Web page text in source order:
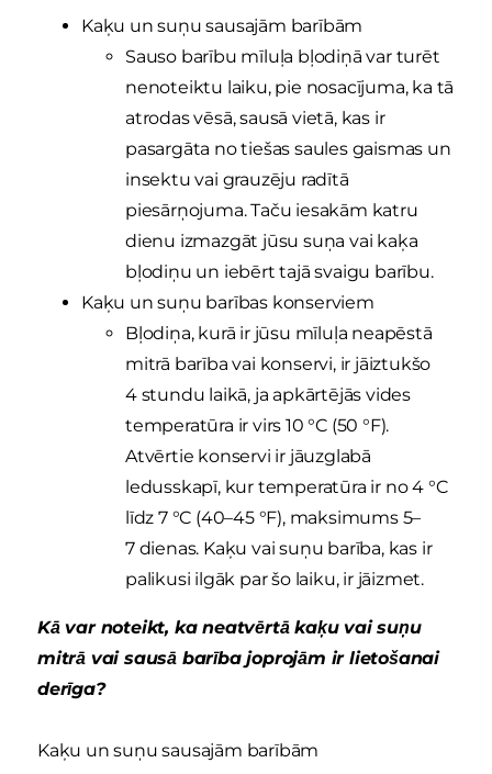
Kaķu un suņu sausajām barībām
Sauso barību mīluļa bļodiņā var turēt
nenoteiktu laiku, pie nosacījuma, ka tā
atrodas vēsā, sausā vietā, kas ir
pasargāta no tiešas saules gaismas un
insektu vai grauzēju radītā
piesārņojuma. Taču iesakām katru
dienu izmazgāt jūsu suņa vai kaķa
bļodiņu un iebērt tajā svaigu barību.
Kaķu un suņu barības konserviem
Bļodiņa, kurā ir jūsu mīluļa neapēstā
mitrā barība vai konservi, ir jāiztukšo
4 stundu laikā, ja apkārtējās vides
temperatūra ir virs 10 °C (50 °F).
Atvērtie konservi ir jāuzglabā
ledusskapī, kur temperatūra ir no 4 °C
līdz 7 °C (40–45 °F), maksimums 5–
7 dienas. Kaķu vai suņu barība, kas ir
palikusi ilgāk par šo laiku, ir jāizmet.
Kā var noteikt, ka neatvērtā kaķu vai suņu
mitrā vai sausā barība joprojām ir lietošanai
derīga?
Kaķu un suņu sausajām barībām